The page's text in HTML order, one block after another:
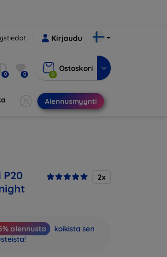
Kirjaudu
0 0 0
Ostoskori
Alennusmyynti
2x
alennusta
kaikista sen